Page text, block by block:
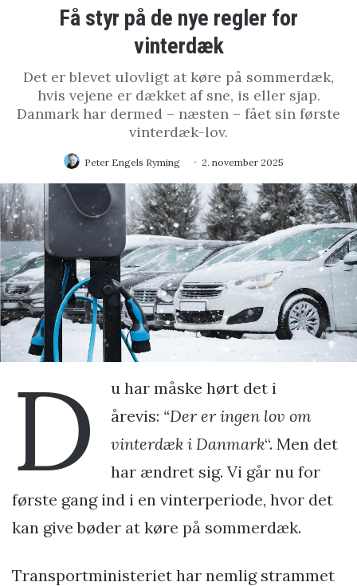
Få styr på de nye regler for
vinterdæk
Det er blevet ulovligt at køre på sommerdæk,
hvis vejene er dækket af sne, is eller sjap.
Danmark har dermed – næsten – fået sin første
vinterdæk-lov.
Peter Engels Ryming 2. november 2025
D
u har måske hørt det i
årevis: “Der er ingen lov om
vinterdæk i Danmark“. Men det
har ændret sig. Vi går nu for
første gang ind i en vinterperiode, hvor det
kan give bøder at køre på sommerdæk.
Transportministeriet har nemlig strammet